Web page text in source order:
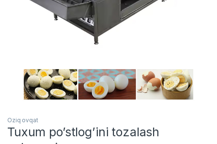
Oziq ovqat
Tuxum po’stlog’ini tozalash